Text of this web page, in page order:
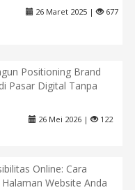
26 Maret 2025 | 677
Positioning Brand
Pasar Digital Tanpa
26 Mei 2026 | 122
Online: Cara
Website Anda